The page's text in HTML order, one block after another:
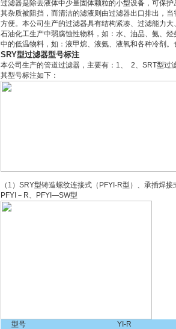
过滤器是除去液体中少量固体颗粒的小型设备，可保
其杂质被阻挡，而清洁的滤液则由过滤器出口排出，
方便。本公司生产的过滤器具有结构紧凑、过滤能力
石油化工生产中弱腐蚀性物料，如：水、油品、氨、
中的低温物料，如：液甲烷、液氨、液氧和各种冷剂
SRY型过滤器型号标注
本公司生产的管道过滤器，主要有：1、 2、SRT型
其型号标注如下：
（1）SRY型铸造螺纹连接式（PFYI-R型）、承插焊
PFYI－R、PFYI—SW型
型号 YI-R